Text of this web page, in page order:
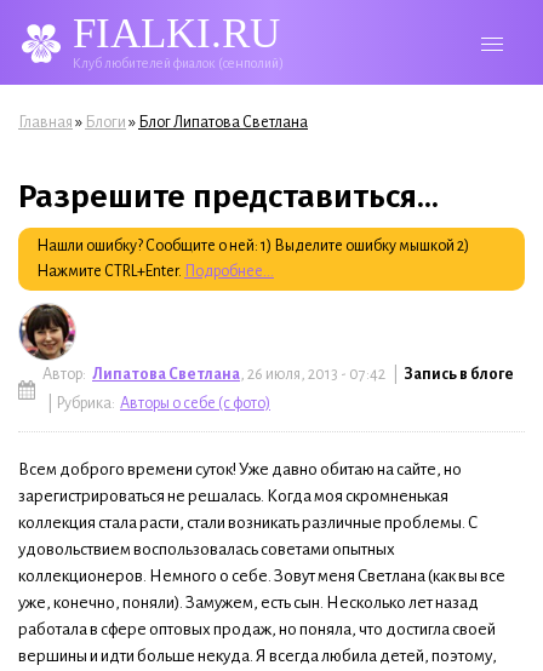
FIALKI.RU
Клуб любителей фиалок (сенполий)
Вы здесь
Главная » Блоги » Блог Липатова Светлана
Разрешите представиться...
Нашли ошибку? Сообщите о ней: 1) Выделите ошибку мышкой 2)
Нажмите CTRL+Enter. Подробнее...
Автор: Липатова Светлана, 26 июля, 2013 - 07:42 | Запись в блоге
| Рубрика: Авторы о себе (с фото)
Всем доброго времени суток! Уже давно обитаю на сайте, но
зарегистрироваться не решалась. Когда моя скромненькая
коллекция стала расти, стали возникать различные проблемы. С
удовольствием воспользовалась советами опытных
коллекционеров. Немного о себе. Зовут меня Светлана (как вы все
уже, конечно, поняли). Замужем, есть сын. Несколько лет назад
работала в сфере оптовых продаж, но поняла, что достигла своей
вершины и идти больше некуда. Я всегда любила детей, поэтому,